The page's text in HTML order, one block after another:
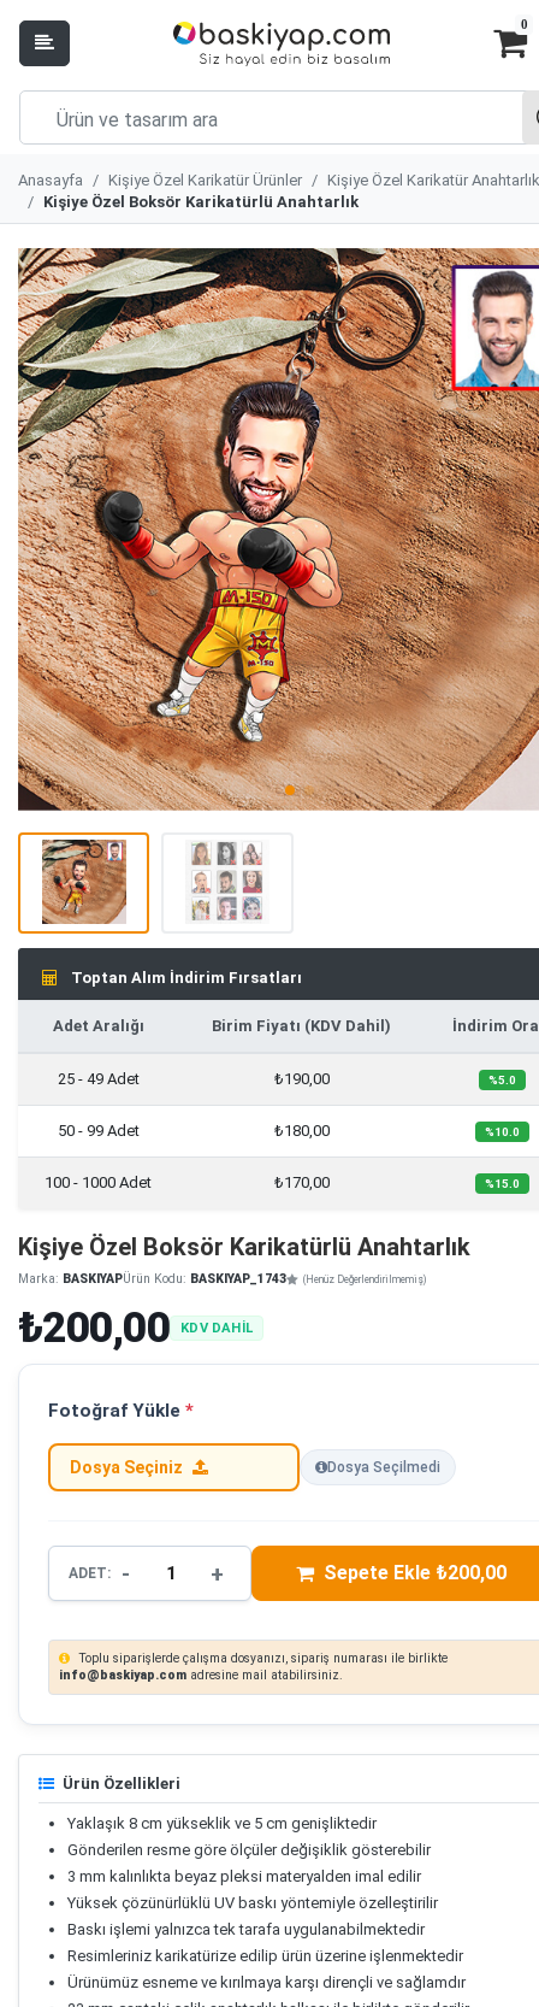
0
Anasayfa Kişiye Özel Karikatür Ürünler
Kişiye Özel Karikatür Anahtarlık
Kişiye Özel Boksör Karikatürlü Anahtarlık
Toptan Alım İndirim Fırsatları
Adet Aralığı Birim Fiyatı (KDV Dahil) İndirim
25 - 49 Adet ₺190,00 %5.0
50 - 99 Adet ₺180,00 %10.0
100 - 1000 Adet ₺170,00 %15.0
Kişiye Özel Boksör Karikatürlü Anahtarlık
Marka: BASKIYAPÜrün Kodu: BASKIYAP_1743 (Henüz Değerlendirilmemiş)
₺200,00 KDV DAHİL
Fotoğraf Yükle *
Dosya Seçiniz Dosya Seçilmedi
ADET: - + Sepete Ekle ₺200,00
Toplu siparişlerde çalışma dosyanızı, sipariş numarası ile birlikte
info@baskiyap.com adresine mail atabilirsiniz.
Ürün Özellikleri
Yaklaşık 8 cm yükseklik ve 5 cm genişliktedir
Gönderilen resme göre ölçüler değişiklik gösterebilir
3 mm kalınlıkta beyaz pleksi materyalden imal edilir
Yüksek çözünürlüklü UV baskı yöntemiyle özelleştirilir
Baskı işlemi yalnızca tek tarafa uygulanabilmektedir
Resimleriniz karikatürize edilip ürün üzerine işlenmektedir
Ürünümüz esneme ve kırılmaya karşı dirençli ve sağlamdır